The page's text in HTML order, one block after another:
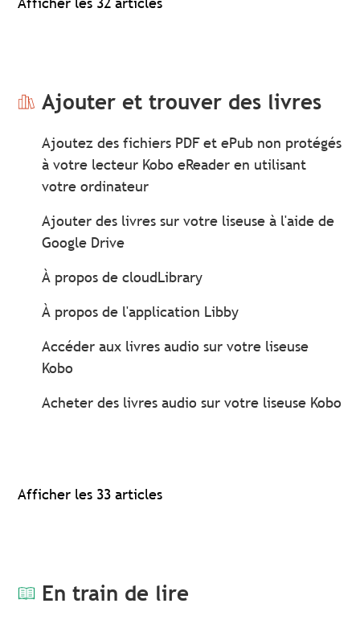
Ajouter et trouver des livres
Ajoutez des fichiers PDF et ePub non protégés
à votre lecteur Kobo eReader en utilisant
votre ordinateur
Ajouter des livres sur votre liseuse à l'aide de
Google Drive
À propos de cloudLibrary
À propos de l'application Libby
Accéder aux livres audio sur votre liseuse
Kobo
Acheter des livres audio sur votre liseuse Kobo
Afficher les 33 articles
En train de lire